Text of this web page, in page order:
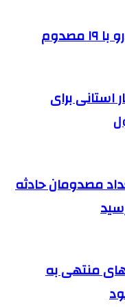
استانی برای
مصدومان حادثه
منتهی به